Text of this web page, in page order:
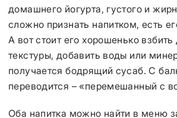
домашнего йогурта, густого и
сложно признать напитком, есть
А вот стоит его хорошенько взбить
текстуры, добавить воды или
получается бодрящий сусаб. С
переводится – «перемешанный с
Оба напитка можно найти в меню